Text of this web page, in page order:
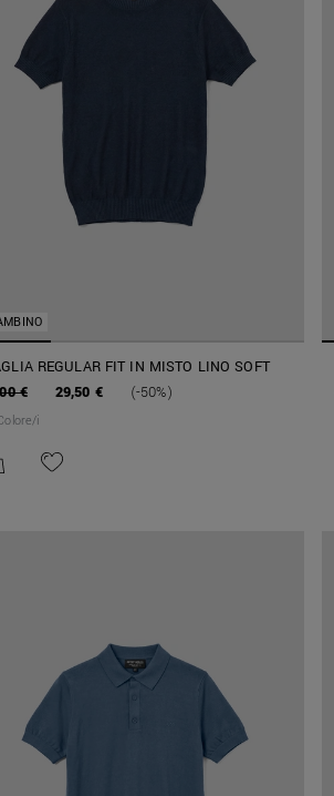
REGULAR FIT IN MISTO LINO SOFT
€
29,50 € (-50%)
i